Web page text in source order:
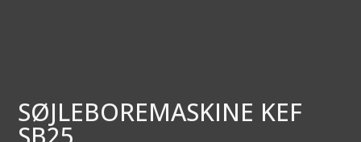
SØJLEBOREMASKINE KEF